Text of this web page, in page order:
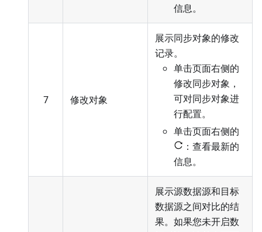
信息。
7 修改对象
展示同步对象的修改
记录。
单击页面右侧的
修改同步对象，
可对同步对象进
行配置。
单击页面右侧的
：查看最新的
信息。
展示源数据源和目标
数据源之间对比的结
果。如果您未开启数